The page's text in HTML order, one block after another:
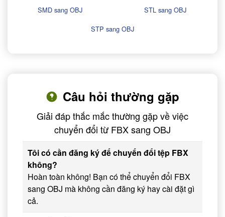
SMD sang OBJ
STL sang OBJ
STP sang OBJ
Câu hỏi thường gặp
Giải đáp thắc mắc thường gặp về việc
chuyển đổi từ FBX sang OBJ
Tôi có cần đăng ký để chuyển đổi tệp FBX
không?
Hoàn toàn không! Bạn có thể chuyển đổi FBX
sang OBJ mà không cần đăng ký hay cài đặt gì
cả.